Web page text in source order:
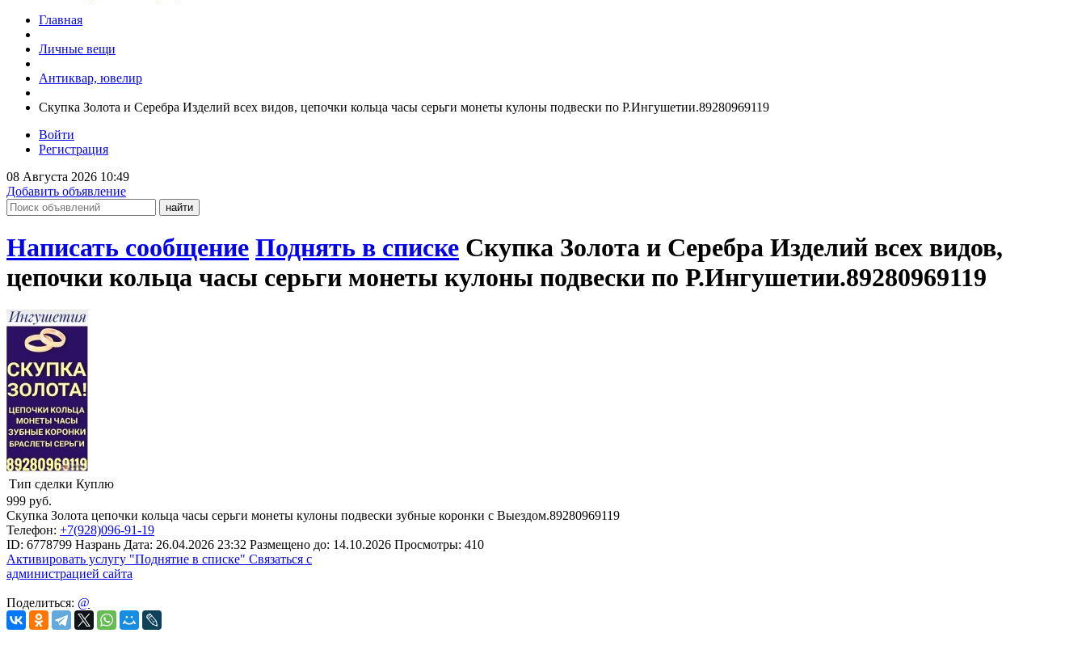
Главная
Личные вещи
Антиквар, ювелир
Скупка Золота и Серебра Изделий всех видов, цепочки кольца часы серьги монеты кулоны подвески по Р.Ингушетии.89280969119
Войти
Регистрация
08 Августа 2026 10:49
Добавить объявление
Написать сообщение Поднять в списке Скупка Золота и Серебра Изделий всех видов,
цепочки кольца часы серьги монеты кулоны подвески по Р.Ингушетии.89280969119
Тип сделки Куплю
999 руб.
Скупка Золота цепочки кольца часы серьги монеты кулоны подвески зубные коронки с Выездом.89280969119
Телефон: +7(928)096-91-19
ID: 6778799 Назрань Дата: 26.04.2026 23:32 Размещено до: 14.10.2026 Просмотры: 410
Активировать услугу "Поднятие в списке" Связаться с
администрацией сайта
Поделиться: @